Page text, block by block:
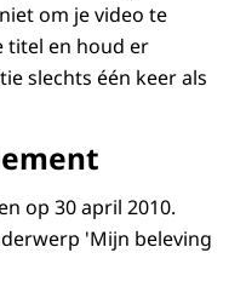
om je video te
titel en houd er
slechts één keer als
op 30 april 2010.
'Mijn beleving